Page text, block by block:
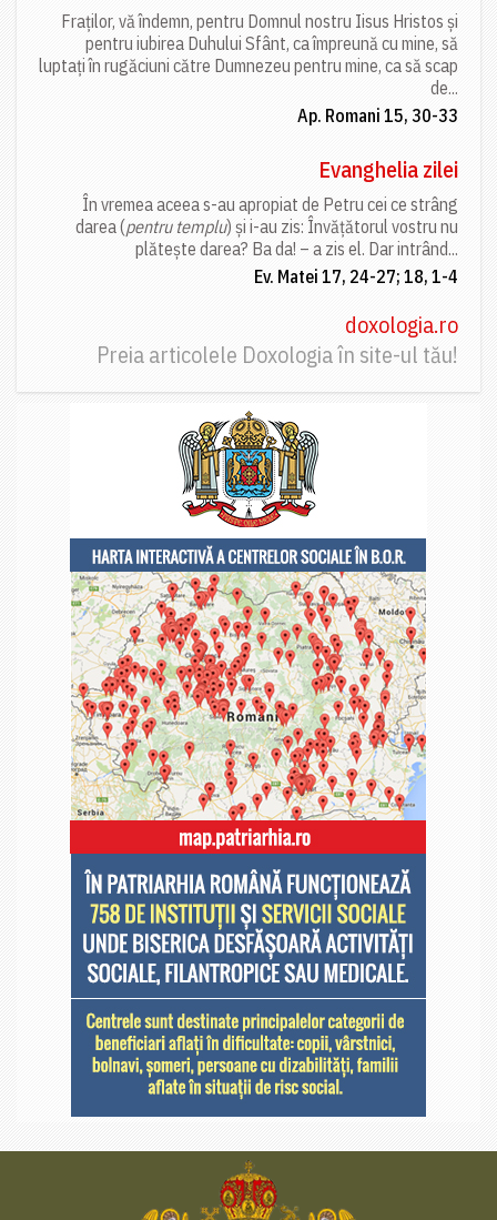
Fraților, vă îndemn, pentru Domnul nostru Iisus Hristos și
pentru iubirea Duhului Sfânt, ca împreună cu mine, să
luptați în rugăciuni către Dumnezeu pentru mine, ca să scap
de...
Ap. Romani 15, 30-33
Evanghelia zilei
În vremea aceea s-au apropiat de Petru cei ce strâng
darea (pentru templu) și i-au zis: Învățătorul vostru nu
plătește darea? Ba da! – a zis el. Dar intrând...
Ev. Matei 17, 24-27; 18, 1-4
doxologia.ro
Preia articolele Doxologia în site-ul tău!